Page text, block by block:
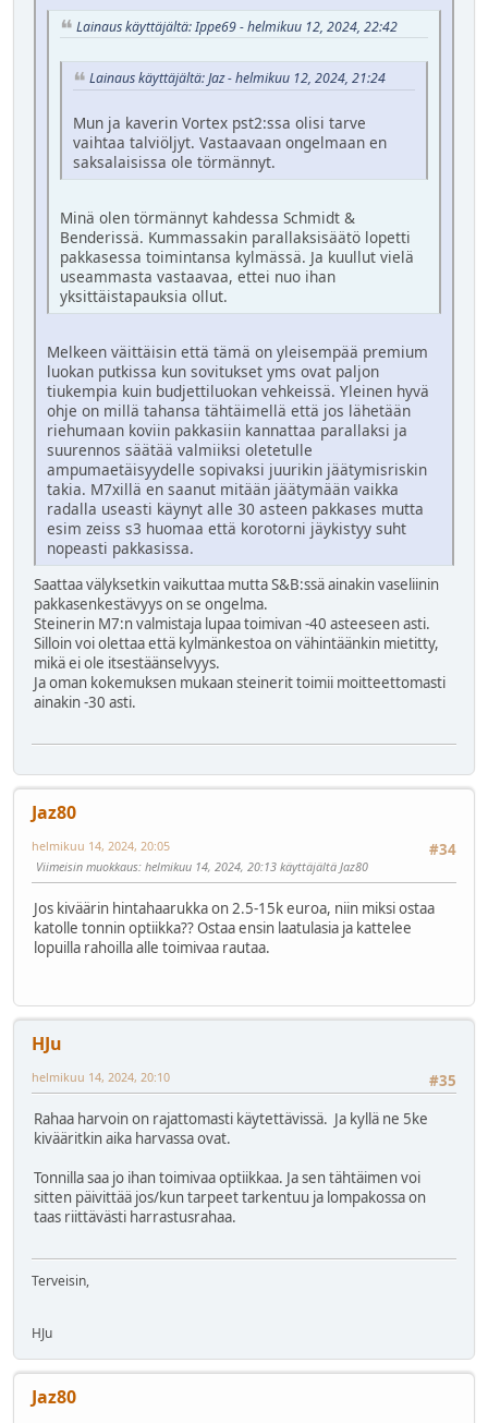
Lainaus käyttäjältä: Ippe69 - helmikuu 12, 2024, 22:42
Lainaus käyttäjältä: Jaz - helmikuu 12, 2024, 21:24
Mun ja kaverin Vortex pst2:ssa olisi tarve
vaihtaa talviöljyt. Vastaavaan ongelmaan en
saksalaisissa ole törmännyt.
Minä olen törmännyt kahdessa Schmidt &
Benderissä. Kummassakin parallaksisäätö lopetti
pakkasessa toimintansa kylmässä. Ja kuullut vielä
useammasta vastaavaa, ettei nuo ihan
yksittäistapauksia ollut.
Melkeen väittäisin että tämä on yleisempää premium
luokan putkissa kun sovitukset yms ovat paljon
tiukempia kuin budjettiluokan vehkeissä. Yleinen hyvä
ohje on millä tahansa tähtäimellä että jos lähetään
riehumaan koviin pakkasiin kannattaa parallaksi ja
suurennos säätää valmiiksi oletetulle
ampumaetäisyydelle sopivaksi juurikin jäätymisriskin
takia. M7xillä en saanut mitään jäätymään vaikka
radalla useasti käynyt alle 30 asteen pakkases mutta
esim zeiss s3 huomaa että korotorni jäykistyy suht
nopeasti pakkasissa.
Saattaa välyksetkin vaikuttaa mutta S&B:ssä ainakin vaseliinin
pakkasenkestävyys on se ongelma.
Steinerin M7:n valmistaja lupaa toimivan -40 asteeseen asti.
Silloin voi olettaa että kylmänkestoa on vähintäänkin mietitty,
mikä ei ole itsestäänselvyys.
Ja oman kokemuksen mukaan steinerit toimii moitteettomasti
ainakin -30 asti.
Jaz80
#34
helmikuu 14, 2024, 20:05
Viimeisin muokkaus: helmikuu 14, 2024, 20:13 käyttäjältä Jaz80
Jos kiväärin hintahaarukka on 2.5-15k euroa, niin miksi ostaa
katolle tonnin optiikka?? Ostaa ensin laatulasia ja kattelee
lopuilla rahoilla alle toimivaa rautaa.
HJu
#35
helmikuu 14, 2024, 20:10
Rahaa harvoin on rajattomasti käytettävissä. Ja kyllä ne 5ke
kivääritkin aika harvassa ovat.
Tonnilla saa jo ihan toimivaa optiikkaa. Ja sen tähtäimen voi
sitten päivittää jos/kun tarpeet tarkentuu ja lompakossa on
taas riittävästi harrastusrahaa.
Terveisin,
HJu
Jaz80